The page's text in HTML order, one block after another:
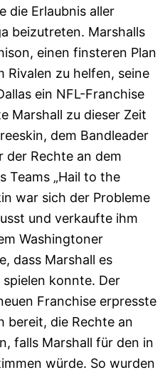
die Erlaubnis aller
beizutreten. Marshalls
einen finsteren Plan
Rivalen zu helfen, seine
ein NFL-Franchise
Marshall zu dieser Zeit
dem Bandleader
der Rechte an dem
Teams „Hail to the
war sich der Probleme
und verkaufte ihm
Washingtoner
dass Marshall es
konnte. Der
Franchise erpresste
bereit, die Rechte an
falls Marshall für den in
würde. So wurden